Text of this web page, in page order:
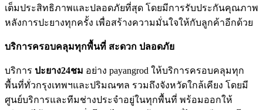
เต็มประสิทธิภาพและปลอดภัยที่สุด โดยมีการรับประกันคุณภาพ
หลังการปะยางทุกครั้ง เพื่อสร้างความมั่นใจให้กับลูกค้าอีกด้วย
บริการครอบคลุมทุกพื้นที่ สะดวก ปลอดภัย
บริการ ปะยาง24ชม อย่าง payangrod ให้บริการครอบคลุมทุก
พื้นที่ทั่วกรุงเทพฯและปริมณฑล รวมถึงจังหวัดใกล้เคียง โดยมี
ศูนย์บริการและทีมช่างประจำอยู่ในทุกพื้นที่ พร้อมออกให้